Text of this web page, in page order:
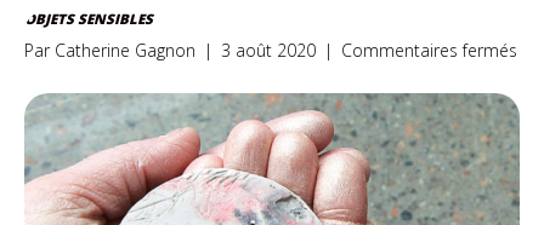
OBJETS SENSIBLES
Par Catherine Gagnon | 3 août 2020 | Commentaires fermés